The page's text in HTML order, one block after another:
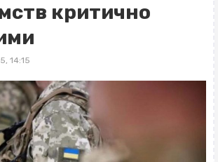
критично
14:15